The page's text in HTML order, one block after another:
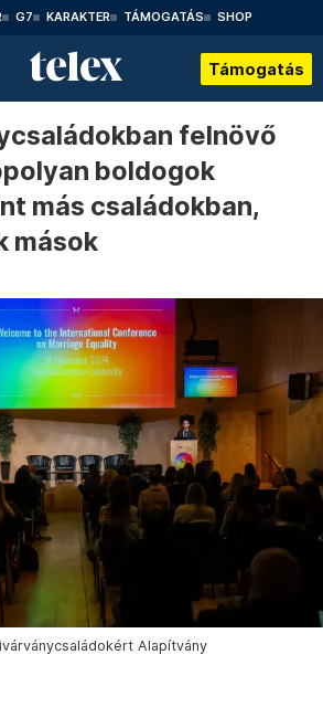
G7 KARAKTER TÁMOGATÁS SHOP
Támogatás
felnövő
boldogok
más családokban,
mások
Alapítvány